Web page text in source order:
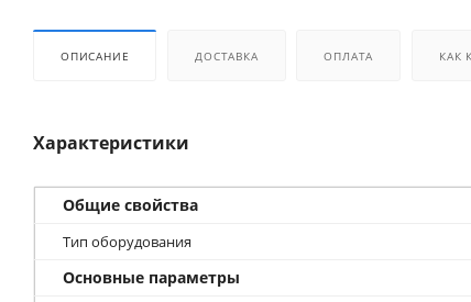
ОПИСАНИЕ ДОСТАВКА ОПЛАТА КАК
Характеристики
Общие свойства
Тип оборудования
Основные параметры